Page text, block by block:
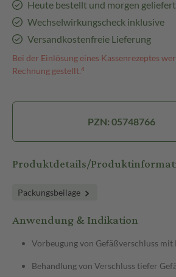
Heute bestellt und morgen
Wechselwirkungscheck inklusive
Versandkostenfreie Lieferung
Bei der Einlösung eines Kassenrezeptes
Rechnung gestellt.⁴
PZN: 05748766
Produktdetails/
Packungsbeilage
Anwendung & Indikation
Vorbeugung von Gefäßverschluss
Behandlung von Verschluss tiefer